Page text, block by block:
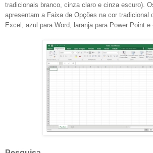
tradicionais branco, cinza claro e cinza escuro).
apresentam a Faixa de Opções na cor tradicional
Excel, azul para Word, laranja para Power Point e